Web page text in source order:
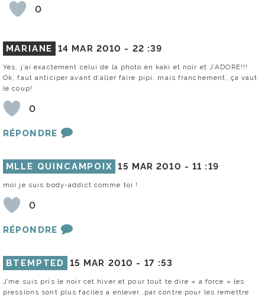
0
MARIANE 14 MAR 2010 - 22 :39
Yes, j’ai exactement celui de la photo en kaki et noir et J’ADORE!!!
Ok, faut anticiper avant d’aller faire pipi, mais franchement, ça vaut
le coup!
0
RÉPONDRE
MLLE QUINCAMPOIX 15 MAR 2010 -11 :19
moi je suis body-addict comme toi !
0
RÉPONDRE
BTEMPTED 15 MAR 2010 - 17 :53
J’me suis pris le noir cet hiver et pour tout te dire « a force » les
pressions sont plus faciles a enlever..par contre pour les remettre